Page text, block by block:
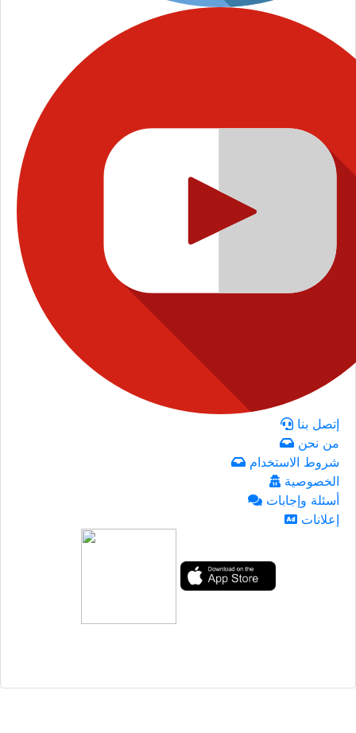
إتصل بنا
من نحن
شروط الاستخدام
الخصوصية
أسئلة وإجابات
إعلانات